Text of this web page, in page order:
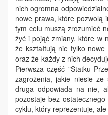
nich ogromna
nowe prawa, które pozwolą
tym celu muszą zrozumieć
żyć i pojąć zmiany, które w
że kształtują nie tylko
oraz że każdy z nich
Pierwsza część "Statku
zagrożenia, jakie niesie ze
druga odpowiada na nie,
pozostaje bez
cyklu, który reprezentuje,